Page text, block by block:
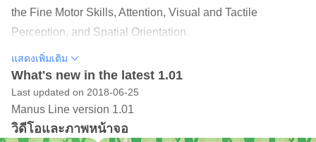
the Fine Motor Skills, Attention, Visual and Tactile
Perception, and Spatial Orientation.
Using gamification techniques, we have designed the
levels to be repeatable and engaging. Each level begins
with a replay, that reinforce the idea of repeating the
exercises.
For individuals that are overwhelmed with sounds and
แสดงเพิ่มเติม
What's new in the latest 1.01
Last updated on 2018-06-25
Manus Line version 1.01
วิดีโอและภาพหน้าจอ